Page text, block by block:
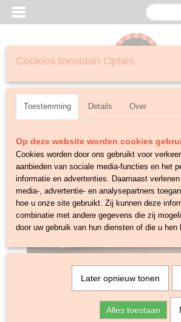
Inloggen Registreren
Cookies toestaan Opties
Toestemming Details Over
Op deze website worden cookies
Cookies worden door ons gebruikt voor
aanbieden van sociale media-functies en het
informatie en advertenties. Daarnaast
media-, advertentie- en analysepartners
hoe u onze site gebruikt. Zij kunnen deze
combinatie met andere gegevens die zij
door uw gebruik van hun diensten of die u hen
Later opnieuw tonen
Alles toestaan